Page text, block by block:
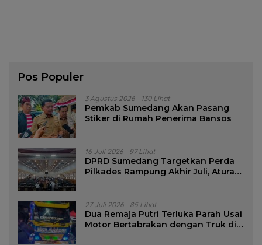
Pos Populer
3 Agustus 2026 130 Lihat
Pemkab Sumedang Akan Pasang
Stiker di Rumah Penerima Bansos
16 Juli 2026 97 Lihat
DPRD Sumedang Targetkan Perda
Pilkades Rampung Akhir Juli, Aturan
27 Juli 2026 85 Lihat
Dua Remaja Putri Terluka Parah Usai
Motor Bertabrakan dengan Truk di